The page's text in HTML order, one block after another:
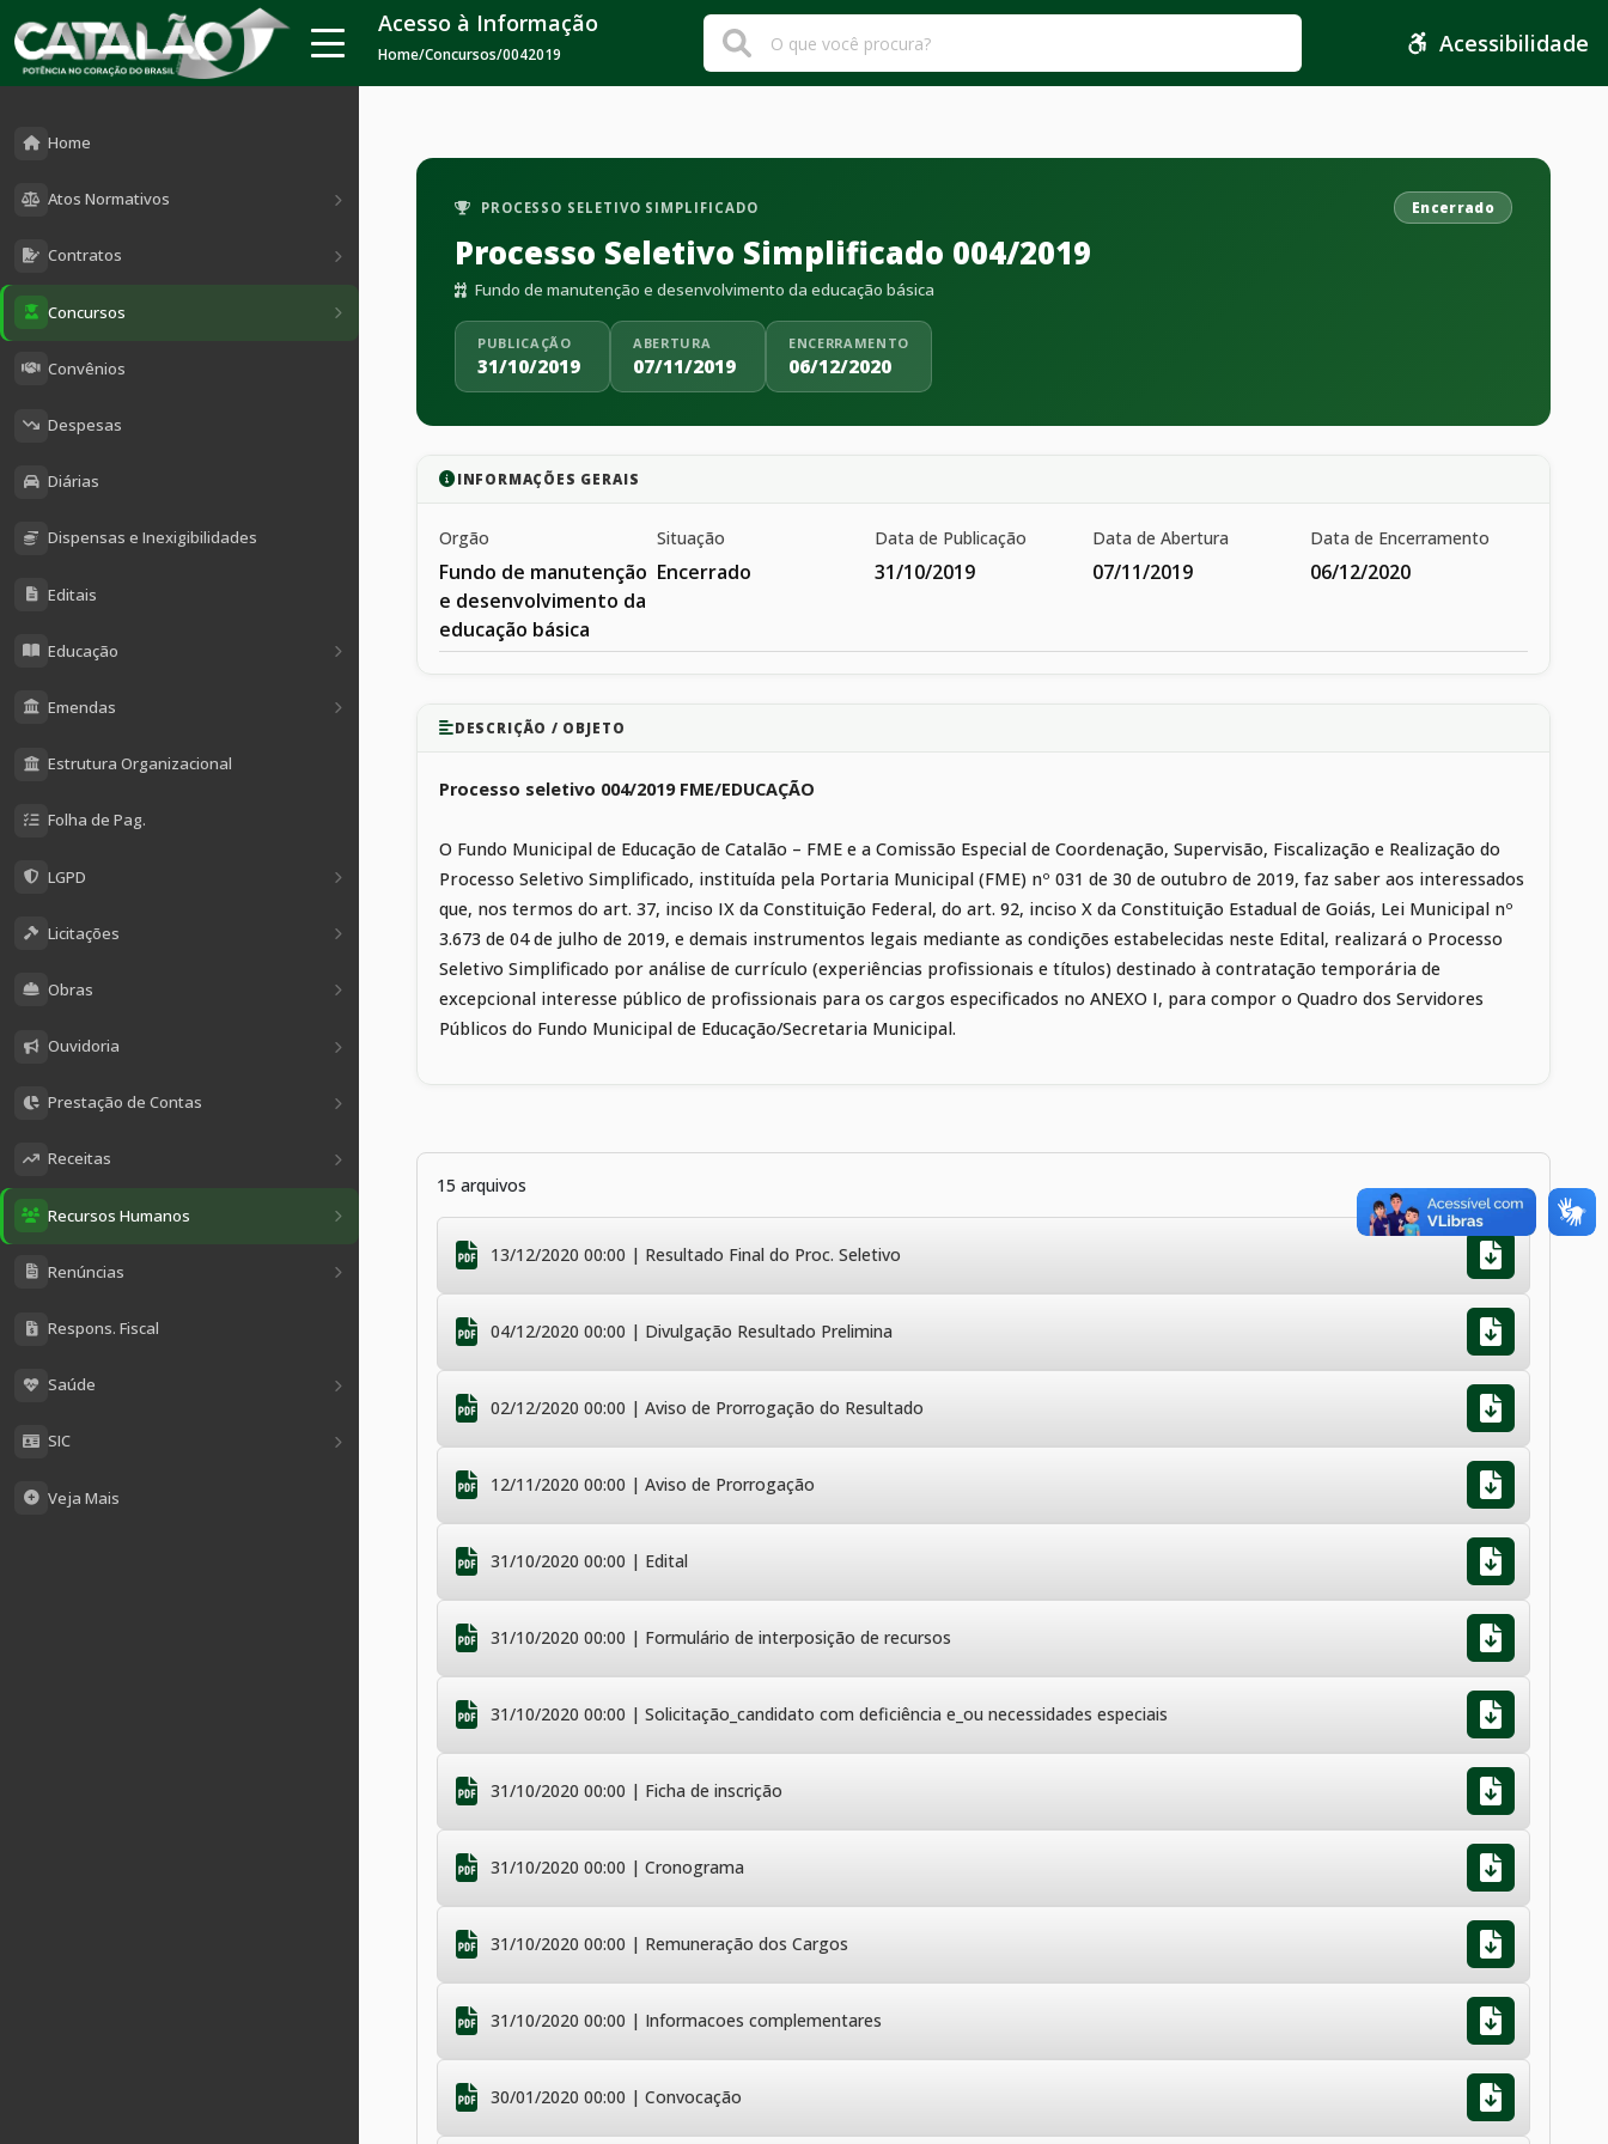
Home
Atos Normativos
Contratos
Concursos
Convênios
Despesas
Diárias
Dispensas e Inexigibilidades
Editais
Educação
Emendas
Estrutura Organizacional
Folha de Pag.
LGPD
Licitações
Obras
Ouvidoria
Prestação de Contas
Receitas
Recursos Humanos
Renúncias
Respons. Fiscal
Saúde
SIC
Veja Mais
Acesso à Informação
Home/Concursos/0042019 Acessibilidade
PROCESSO SELETIVO SIMPLIFICADO Encerrado
Processo Seletivo Simplificado 004/2019
Fundo de manutenção e desenvolvimento da educação básica
PUBLICAÇÃO
31/10/2019
ABERTURA
07/11/2019
ENCERRAMENTO
06/12/2020
INFORMAÇÕES GERAIS
Orgão
Fundo de manutenção
e desenvolvimento da
educação básica
Situação
Encerrado
Data de Publicação
31/10/2019
Data de Abertura
07/11/2019
Data de Encerramento
06/12/2020
DESCRIÇÃO / OBJETO
Processo seletivo 004/2019 FME/EDUCAÇÃO
O Fundo Municipal de Educação de Catalão – FME e a Comissão Especial de Coordenação, Supervisão, Fiscalização e Realização do
Processo Seletivo Simplificado, instituída pela Portaria Municipal (FME) nº 031 de 30 de outubro de 2019, faz saber aos interessados
que, nos termos do art. 37, inciso IX da Constituição Federal, do art. 92, inciso X da Constituição Estadual de Goiás, Lei Municipal nº
3.673 de 04 de julho de 2019, e demais instrumentos legais mediante as condições estabelecidas neste Edital, realizará o Processo
Seletivo Simplificado por análise de currículo (experiências profissionais e títulos) destinado à contratação temporária de
excepcional interesse público de profissionais para os cargos especificados no ANEXO I, para compor o Quadro dos Servidores
Públicos do Fundo Municipal de Educação/Secretaria Municipal.
15 arquivos
13/12/2020 00:00 | Resultado Final do Proc. Seletivo
04/12/2020 00:00 | Divulgação Resultado Prelimina
02/12/2020 00:00 | Aviso de Prorrogação do Resultado
12/11/2020 00:00 | Aviso de Prorrogação
31/10/2020 00:00 | Edital
31/10/2020 00:00 | Formulário de interposição de recursos
31/10/2020 00:00 | Solicitação_candidato com deficiência e_ou necessidades especiais
31/10/2020 00:00 | Ficha de inscrição
31/10/2020 00:00 | Cronograma
31/10/2020 00:00 | Remuneração dos Cargos
31/10/2020 00:00 | Informacoes complementares
30/01/2020 00:00 | Convocação